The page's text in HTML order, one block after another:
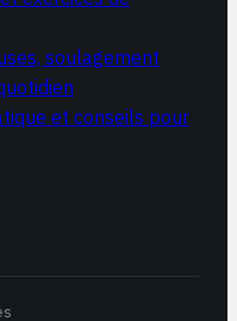
soulagement
et conseils pour